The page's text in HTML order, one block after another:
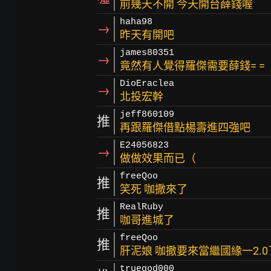
前幾天不開 今天開台薛錢喔
→ haha98
昨天有開吧
→ james80351
竟然有人覺得羅傑需要薛錢= =
→ DioEraclea
北投宏幹
推 jeff860109
再跟羅傑借點楊壽進四強吧
→ E24056823
做做效果而已（
推 freeQoo
笑死 咖撒來了
推 RealRuby
咖哥進城了
推 freeQoo
肝泥娘 咖撒要來當繼國緣一2.0
truegod000